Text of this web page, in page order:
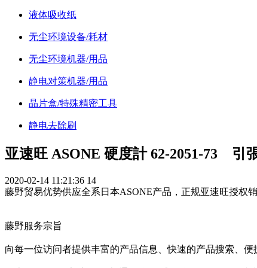
液体吸收纸
无尘环境设备/耗材
无尘环境机器/用品
静电对策机器/用品
晶片盒/特殊精密工具
静电去除刷
亚速旺 ASONE 硬度計 62-2051-73 引
2020-02-14 11:21:36 14
藤野贸易优势供应全系日本ASONE产品，正规亚速旺授权销
藤野服务宗旨
向每一位访问者提供丰富的产品信息、快速的产品搜索、